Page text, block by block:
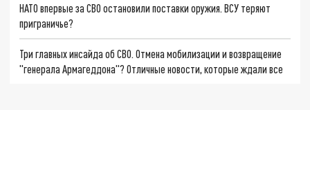
НАТО впервые за СВО остановили поставки оружия. ВСУ теряют
приграничье?
Три главных инсайда об СВО. Отмена мобилизации и возвращение
"генерала Армагеддона"? Отличные новости, которые ждали все